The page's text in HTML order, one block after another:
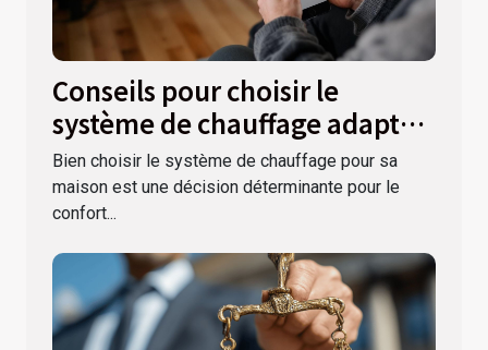
Conseils pour choisir le
système de chauffage adapté à
votre maison
Bien choisir le système de chauffage pour sa
maison est une décision déterminante pour le
confort...